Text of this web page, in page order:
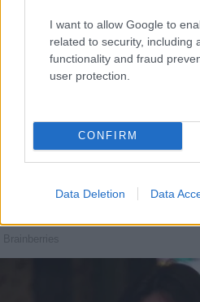
I want to allow Google to
related to security, including
functionality and fraud
user protection.
CONFIRM
Data Deletion Data